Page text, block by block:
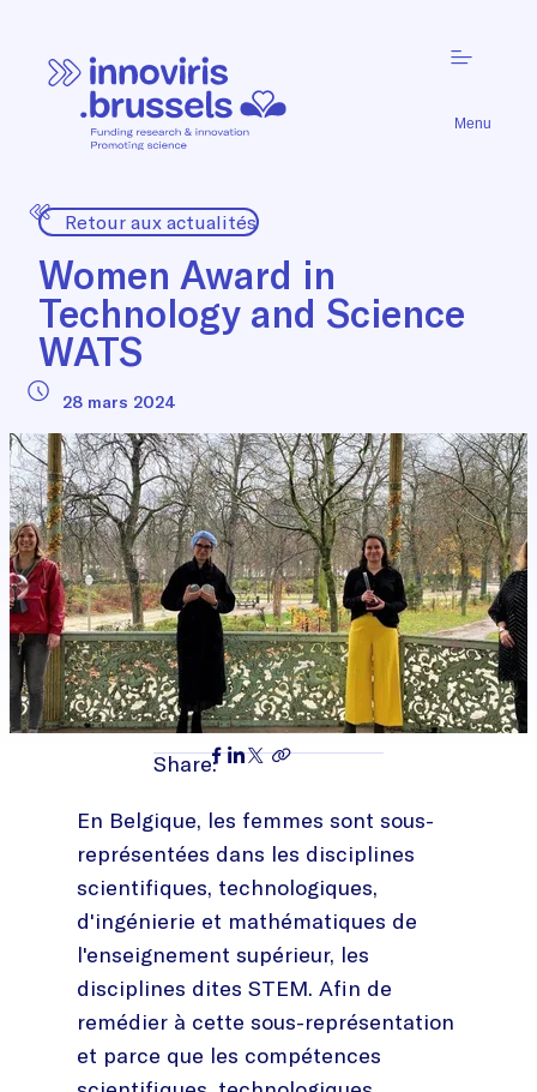
Menu
Retour aux actualités
Women Award in
Technology and Science
WATS
28 mars 2024
Share:
En Belgique, les femmes sont sous-
représentées dans les disciplines
scientifiques, technologiques,
d'ingénierie et mathématiques de
l'enseignement supérieur, les
disciplines dites STEM. Afin de
remédier à cette sous-représentation
et parce que les compétences